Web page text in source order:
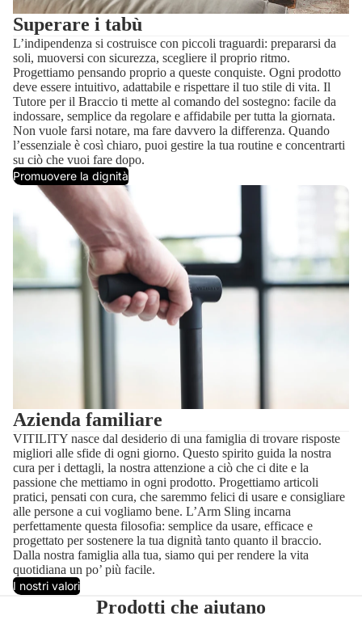
Superare i tabù
L’indipendenza si costruisce con piccoli traguardi: prepararsi da
soli, muoversi con sicurezza, scegliere il proprio ritmo.
Progettiamo pensando proprio a queste conquiste. Ogni prodotto
deve essere intuitivo, adattabile e rispettare il tuo stile di vita. Il
Tutore per il Braccio ti mette al comando del sostegno: facile da
indossare, semplice da regolare e affidabile per tutta la giornata.
Non vuole farsi notare, ma fare davvero la differenza. Quando
l’essenziale è così chiaro, puoi gestire la tua routine e concentrarti
su ciò che vuoi fare dopo.
Promuovere la dignità
Azienda familiare
VITILITY nasce dal desiderio di una famiglia di trovare risposte
migliori alle sfide di ogni giorno. Questo spirito guida la nostra
cura per i dettagli, la nostra attenzione a ciò che ci dite e la
passione che mettiamo in ogni prodotto. Progettiamo articoli
pratici, pensati con cura, che saremmo felici di usare e consigliare
alle persone a cui vogliamo bene. L’Arm Sling incarna
perfettamente questa filosofia: semplice da usare, efficace e
progettato per sostenere la tua dignità tanto quanto il braccio.
Dalla nostra famiglia alla tua, siamo qui per rendere la vita
quotidiana un po’ più facile.
I nostri valori
Prodotti che aiutano